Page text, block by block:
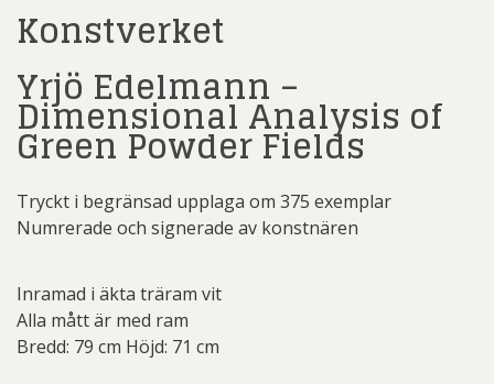
Konstverket
Yrjö Edelmann –
Dimensional Analysis of
Green Powder Fields
Tryckt i begränsad upplaga om 375 exemplar
Numrerade och signerade av konstnären
Inramad i äkta träram vit
Alla mått är med ram
Bredd: 79 cm Höjd: 71 cm